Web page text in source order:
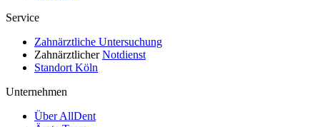
Service
Zahnärztliche Untersuchung
ZahnärztlicherNotdienst
Standort Köln
Unternehmen
Über AllDent